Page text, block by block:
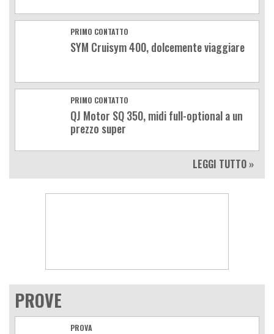
PRIMO CONTATTO
SYM Cruisym 400, dolcemente viaggiare
PRIMO CONTATTO
QJ Motor SQ 350, midi full-optional a un
prezzo super
LEGGI TUTTO »
PROVE
PROVA